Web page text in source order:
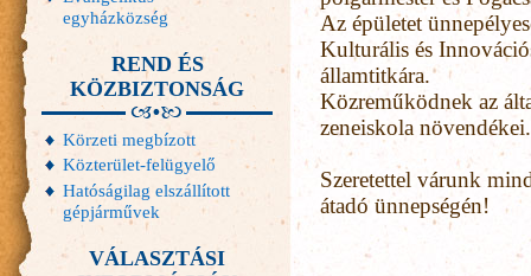
Az épületet
Kulturális és
államtitkára.
Közreműködnek az
zeneiskola növendékei.
Szeretettel várunk
átadó ünnepségén!
egyházközség
REND ÉS
KÖZBIZTONSÁG
Körzeti megbízott
Közterület-felügyelő
Hatóságilag elszállított
gépjárművek
VÁLASZTÁSI